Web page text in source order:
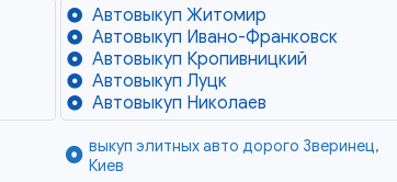
Автовыкуп Житомир
Автовыкуп Ивано-Франковск
Автовыкуп Кропивницкий
Автовыкуп Луцк
Автовыкуп Николаев
выкуп элитных авто дорого Зверинец,
Киев